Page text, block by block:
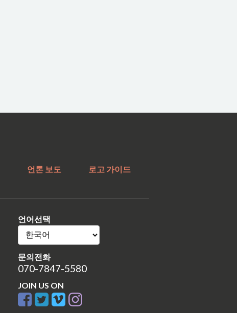
언론 보도 로고 가이드
언어선택
문의전화
070-7847-5580
JOIN US ON